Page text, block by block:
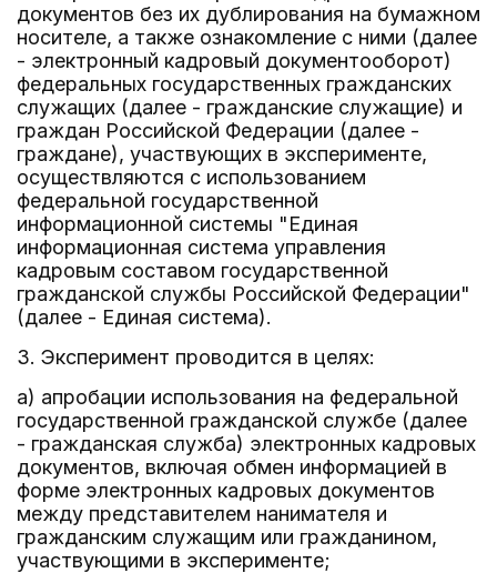
документов без их дублирования на бумажном
носителе, а также ознакомление с ними (далее
- электронный кадровый документооборот)
федеральных государственных гражданских
служащих (далее - гражданские служащие) и
граждан Российской Федерации (далее -
граждане), участвующих в эксперименте,
осуществляются с использованием
федеральной государственной
информационной системы "Единая
информационная система управления
кадровым составом государственной
гражданской службы Российской Федерации"
(далее - Единая система).
3. Эксперимент проводится в целях:
а) апробации использования на федеральной
государственной гражданской службе (далее
- гражданская служба) электронных кадровых
документов, включая обмен информацией в
форме электронных кадровых документов
между представителем нанимателя и
гражданским служащим или гражданином,
участвующими в эксперименте;